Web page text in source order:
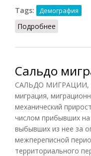
Tags:
Демография
Подробнее
Сальдо
САЛЬДО МИГРАЦИИ,
миграция,
механический
числом прибывших
выбывших из нее за
межпереписной
территориального